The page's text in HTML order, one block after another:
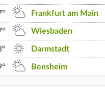
12 Uhr
Frankfurt am Main
Wiesbaden
Darmstadt
Bensheim